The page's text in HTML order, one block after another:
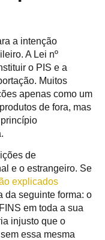
a intenção
A Lei nº
o PIS e a
Muitos
apenas como um
de fora, mas
de
e o estrangeiro. Se
explicados
da seguinte forma: o
em toda a sua
injusto que o
essa mesma